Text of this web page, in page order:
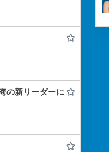
の新リーダーに